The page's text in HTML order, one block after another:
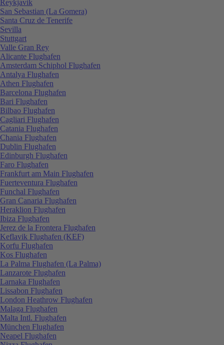
Reykjavik
San Sebastian (La Gomera)
Santa Cruz de Tenerife
Sevilla
Stuttgart
Valle Gran Rey
Alicante Flughafen
Amsterdam Schiphol Flughafen
Antalya Flughafen
Athen Flughafen
Barcelona Flughafen
Bari Flughafen
Bilbao Flughafen
Cagliari Flughafen
Catania Flughafen
Chania Flughafen
Dublin Flughafen
Edinburgh Flughafen
Faro Flughafen
Frankfurt am Main Flughafen
Fuerteventura Flughafen
Funchal Flughafen
Gran Canaria Flughafen
Heraklion Flughafen
Ibiza Flughafen
Jerez de la Frontera Flughafen
Keflavik Flughafen (KEF)
Korfu Flughafen
Kos Flughafen
La Palma Flughafen (La Palma)
Lanzarote Flughafen
Larnaka Flughafen
Lissabon Flughafen
London Heathrow Flughafen
Malaga Flughafen
Malta Intl. Flughafen
München Flughafen
Neapel Flughafen